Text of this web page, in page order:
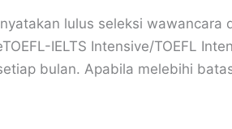
lulus seleksi wawancara
IELTS Intensive/TOEFL
bulan. Apabila melebihi